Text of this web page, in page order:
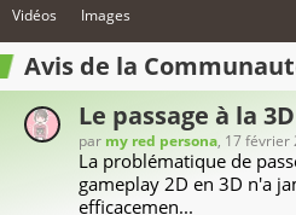
Vidéos Images
Avis de la
Le passage à la
par my red persona, 17 février
La problématique de
gameplay 2D en 3D n'a
efficacemen...